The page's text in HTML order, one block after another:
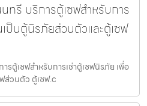
ทรี บริการตู้เซฟสำหรับการ
เป็นตู้นิรภัยส่วนตัวและตู้เซฟ
รตู้เซฟสำหรับการเช่าตู้เซฟนิรภัย เพื่อ
ส่วนตัว ตู้เซฟ.c